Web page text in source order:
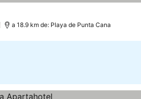
a 18.9 km de: Playa de Punta Cana